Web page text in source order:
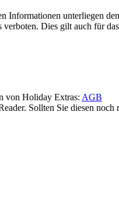
Informationen unterliegen
Dies gilt auch für
von Holiday Extras: AGB
Sollten Sie diesen
bzw. Parkleistung